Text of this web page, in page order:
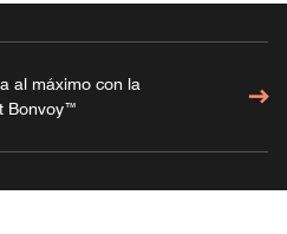
al máximo con la
Bonvoy™